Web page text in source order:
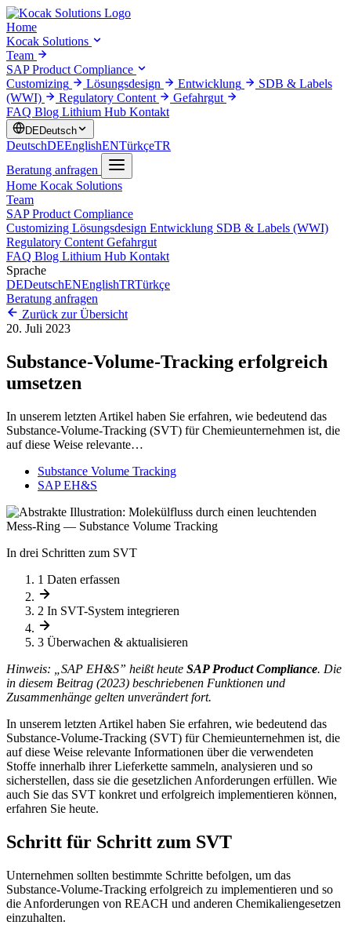
Home
Kocak Solutions
Team
SAP Product Compliance
Customizing
Lösungsdesign Entwicklung
SDB & Labels
(WWI)
Regulatory Content
Gefahrgut
FAQ Blog Lithium Hub Kontakt
DEDeutsch
DeutschDEEnglishENTürkçeTR
Beratung anfragen
Home Kocak Solutions
Team
SAP Product Compliance
Customizing Lösungsdesign Entwicklung SDB & Labels (WWI)
Regulatory Content Gefahrgut
FAQ Blog Lithium Hub Kontakt
Sprache
DEDeutschENEnglishTRTürkçe
Beratung anfragen
Zurück zur Übersicht
20. Juli 2023
Substance-Volume-Tracking erfolgreich
umsetzen
In unserem letzten Artikel haben Sie erfahren, wie bedeutend das
Substance-Volume-Tracking (SVT) für Chemieunternehmen ist, die
auf diese Weise relevante…
Substance Volume Tracking
SAP EH&S
In drei Schritten zum SVT
1 Daten erfassen
2 In SVT-System integrieren
3 Überwachen & aktualisieren
Hinweis: „SAP EH&S” heißt heute SAP Product Compliance. Die
in diesem Beitrag (2023) beschriebenen Funktionen und
Zusammenhänge gelten unverändert fort.
In unserem letzten Artikel haben Sie erfahren, wie bedeutend das
Substance-Volume-Tracking (SVT) für Chemieunternehmen ist, die
auf diese Weise relevante Informationen über die verwendeten
Stoffe innerhalb ihrer Lieferkette sammeln, analysieren und so
sicherstellen, dass sie die gesetzlichen Anforderungen erfüllen. Wie
auch Sie das SVT konkret und erfolgreich implementieren können,
erfahren Sie heute.
Schritt für Schritt zum SVT
Unternehmen sollten bestimmte Schritte befolgen, um das
Substance-Volume-Tracking erfolgreich zu implementieren und so
die Anforderungen von REACH und anderen Chemikaliengesetzen
einzuhalten.